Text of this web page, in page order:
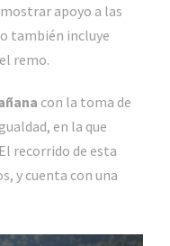
apoyo a las
también incluye
remo.
con la toma de
en la que
recorrido de esta
y cuenta con una